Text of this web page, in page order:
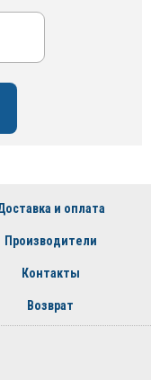
и оплата
Производители
Контакты
Возврат